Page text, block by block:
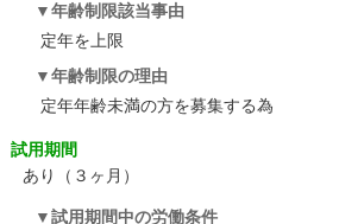
年齢制限該当事由
定年を上限
年齢制限の理由
定年年齢未満の方を募集する為
試用期間
あり（３ヶ月）
試用期間中の労働条件